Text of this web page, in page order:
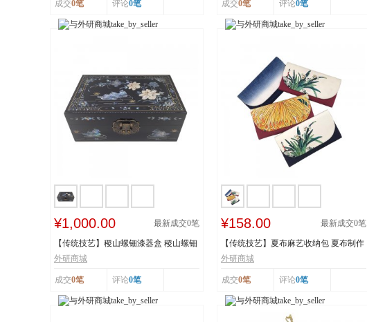
成交0笔 评论0笔 成交0笔 评论0笔
¥1,000.00 最新成交0笔
【传统技艺】稷山螺钿漆器盒 稷山螺钿
漆器髹饰技...
外研商城
成交0笔 评论0笔
¥158.00 最新成交0笔
【传统技艺】夏布麻艺收纳包 夏布制作
技艺 国家级...
外研商城
成交0笔 评论0笔